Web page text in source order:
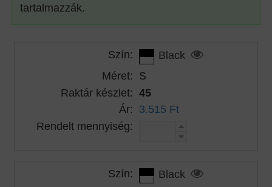
tartalmazzák.
Szín:
Black
Méret: S
Raktár készlet: 45
Ár: 3.515 Ft
Rendelt mennyiség:
Szín:
Black